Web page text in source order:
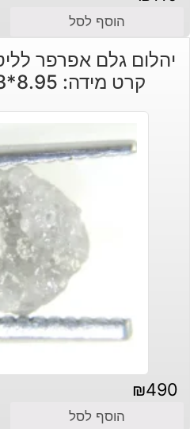
הוסף לסל
קרט מידה: 8.95*7.93*4.20 מ"מ
₪490
הוסף לסל